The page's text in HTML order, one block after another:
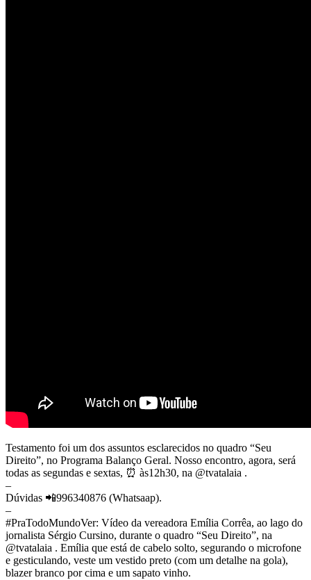
Testamento foi um dos assuntos esclarecidos no quadro “Seu
Direito”, no Programa Balanço Geral. Nosso encontro, agora, será
todas as segundas e sextas, ⏰ às12h30, na @tvatalaia .
–
Dúvidas 📲996340876 (Whatsaap).
–
#PraTodoMundoVer: Vídeo da vereadora Emília Corrêa, ao lago do
jornalista Sérgio Cursino, durante o quadro “Seu Direito”, na
@tvatalaia . Emília que está de cabelo solto, segurando o microfone
e gesticulando, veste um vestido preto (com um detalhe na gola),
blazer branco por cima e um sapato vinho.